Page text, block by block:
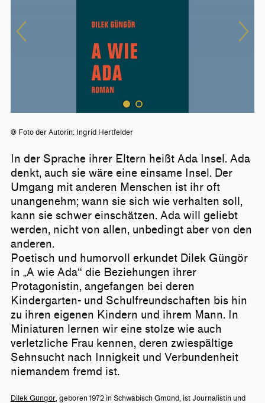
@ Foto der Autorin: Ingrid Hertfelder
In der Sprache ihrer Eltern heißt Ada Insel. Ada
denkt, auch sie wäre eine einsame Insel. Der
Umgang mit anderen Menschen ist ihr oft
unangenehm; wann sie sich wie verhalten soll,
kann sie schwer einschätzen. Ada will geliebt
werden, nicht von allen, unbedingt aber von den
anderen.
Poetisch und humorvoll erkundet Dilek Güngör
in „A wie Ada“ die Beziehungen ihrer
Protagonistin, angefangen bei deren
Kindergarten- und Schulfreundschaften bis hin
zu ihren eigenen Kindern und ihrem Mann. In
Miniaturen lernen wir eine stolze wie auch
verletzliche Frau kennen, deren zwiespältige
Sehnsucht nach Innigkeit und Verbundenheit
niemandem fremd ist.
Dilek Güngör, geboren 1972 in Schwäbisch Gmünd, ist Journalistin und